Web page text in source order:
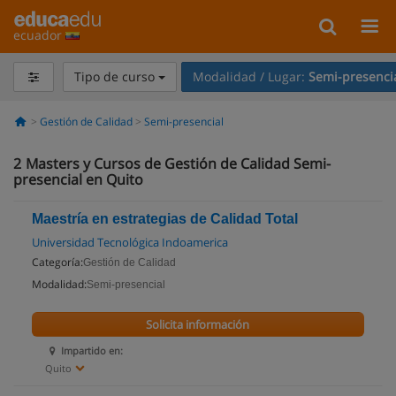
ecuador
Tipo de curso Modalidad / Lugar: Semi-
Gestión de Calidad Semi-presencial
2 Masters y Cursos de Gestión de Calidad Semi-
presencial en Quito
Maestría en estrategias de Calidad Total
Universidad Tecnológica Indoamerica
Categoría:Gestión de Calidad
Modalidad:Semi-presencial
Impartido en:
Quito
Solicita información